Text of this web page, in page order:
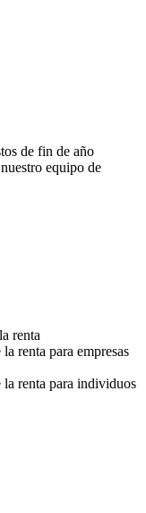
de fin de año
equipo de
renta
renta para empresas
la renta para individuos